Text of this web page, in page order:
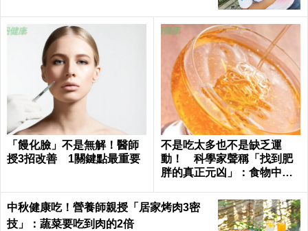
「饅化臉」不是無解！醫師
授3招改善 1關鍵點最重要
不是吃太多也不是缺乏運
動！ 科學家聲稱「找到肥
胖的真正元凶」：食物中無
中秋健康吃！營養師親授「居家烤肉3密
技」：蔬菜要吃到肉的2倍